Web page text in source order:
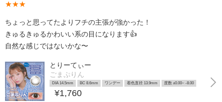
★★★
ちょっと思ってたよりフチの主張が強かった！
きゅるきゅるかわいい系の目になります👍
自然な感じではないかな〜
とりーてぃー
ごまぷりん
DIA 14.5mm BC 8.6mm ワンデー 着色直径 13.9mm 度数 ±0.00~ -8.00
¥1,760